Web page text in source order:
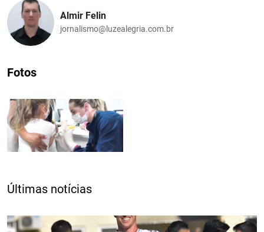
Almir Felin
jornalismo@luzealegria.com.br
Fotos
Últimas notícias